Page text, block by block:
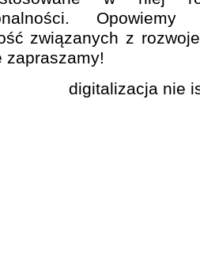
związanych z
zapraszamy!